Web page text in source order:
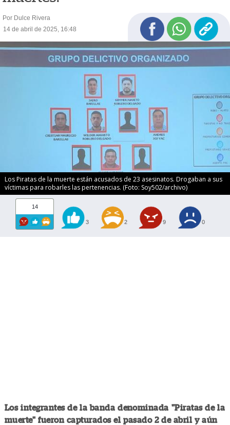
Por Dulce Rivera
14 de abril de 2025, 16:48
Los Piratas de la muerte están acusados de 23 asesinatos. Drogaban a sus
víctimas para robarles las pertenencias. (Foto: Soy502/archivo)
14
3 2 9 0
Los integrantes de la banda denominada "Piratas de la
muerte" fueron capturados el pasado 2 de abril y aún